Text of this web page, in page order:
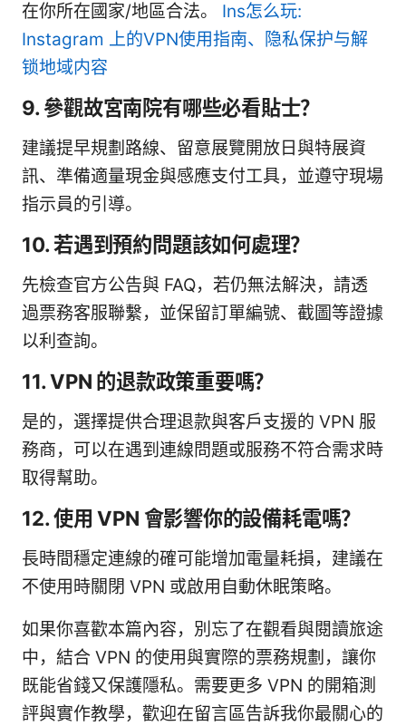
在你所在國家/地區合法。 Ins怎么玩:
Instagram 上的VPN使用指南、隐私保护与解
锁地域内容
9. 參觀故宮南院有哪些必看貼士？
建議提早規劃路線、留意展覽開放日與特展資
訊、準備適量現金與感應支付工具，並遵守現場
指示員的引導。
10. 若遇到預約問題該如何處理？
先檢查官方公告與 FAQ，若仍無法解決，請透
過票務客服聯繫，並保留訂單編號、截圖等證據
以利查詢。
11. VPN 的退款政策重要嗎？
是的，選擇提供合理退款與客戶支援的 VPN 服
務商，可以在遇到連線問題或服務不符合需求時
取得幫助。
12. 使用 VPN 會影響你的設備耗電嗎？
長時間穩定連線的確可能增加電量耗損，建議在
不使用時關閉 VPN 或啟用自動休眠策略。
如果你喜歡本篇內容，別忘了在觀看與閱讀旅途
中，結合 VPN 的使用與實際的票務規劃，讓你
既能省錢又保護隱私。需要更多 VPN 的開箱測
評與實作教學，歡迎在留言區告訴我你最關心的